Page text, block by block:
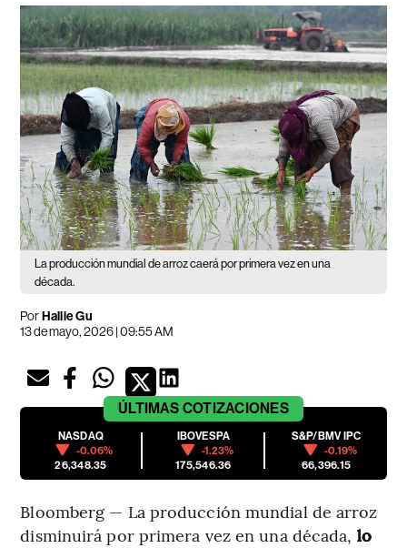
La producción mundial de arroz caerá por primera vez en una
década.
PorHallie Gu
13 de mayo, 2026 | 09:55 AM
ÚLTIMAS COTIZACIONES
NASDAQ
-0.06%
26,348.35
IBOVESPA
-1.23%
175,546.36
S&P/BMV IPC
-0.19%
66,396.15
Bloomberg — La producción mundial de arroz
disminuirá por primera vez en una década, lo